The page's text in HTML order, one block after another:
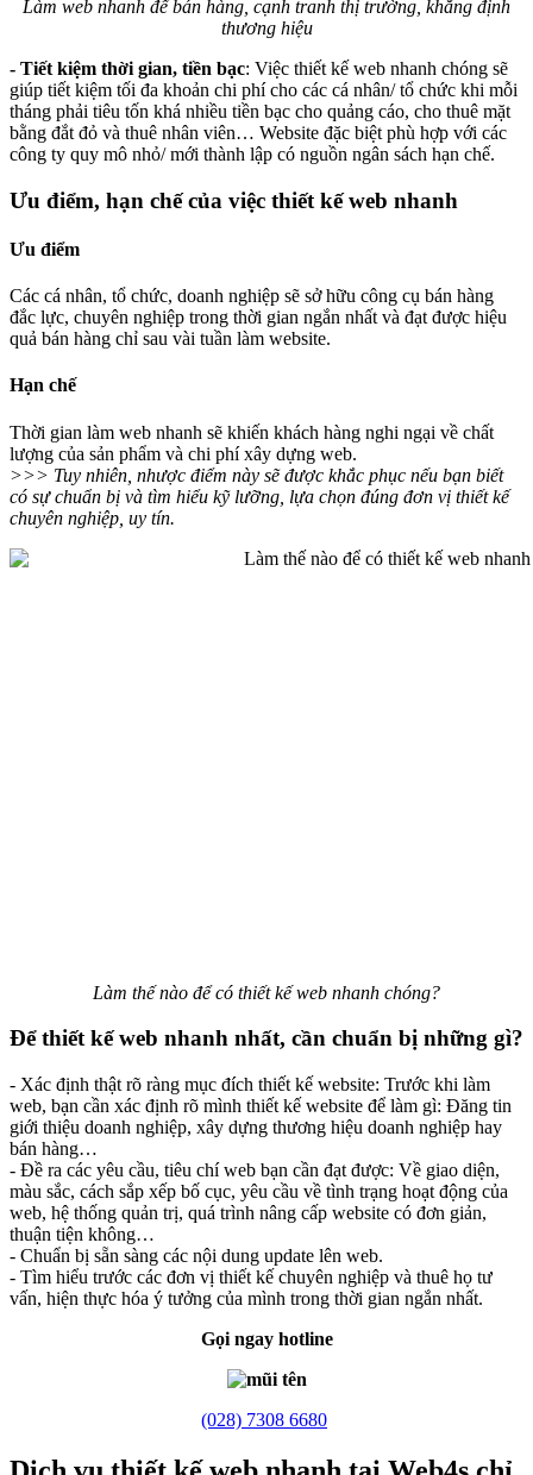
Làm web nhanh để bán hàng, cạnh tranh thị trường, khẳng định
thương hiệu
- Tiết kiệm thời gian, tiền bạc: Việc thiết kế web nhanh chóng sẽ
giúp tiết kiệm tối đa khoản chi phí cho các cá nhân/ tổ chức khi mỗi
tháng phải tiêu tốn khá nhiều tiền bạc cho quảng cáo, cho thuê mặt
bằng đắt đỏ và thuê nhân viên… Website đặc biệt phù hợp với các
công ty quy mô nhỏ/ mới thành lập có nguồn ngân sách hạn chế.
Ưu điểm, hạn chế của việc thiết kế web nhanh
Ưu điểm
Các cá nhân, tổ chức, doanh nghiệp sẽ sở hữu công cụ bán hàng
đắc lực, chuyên nghiệp trong thời gian ngắn nhất và đạt được hiệu
quả bán hàng chỉ sau vài tuần làm website.
Hạn chế
Thời gian làm web nhanh sẽ khiến khách hàng nghi ngại về chất
lượng của sản phẩm và chi phí xây dựng web.
>>> Tuy nhiên, nhược điểm này sẽ được khắc phục nếu bạn biết
có sự chuẩn bị và tìm hiểu kỹ lưỡng, lựa chọn đúng đơn vị thiết kế
chuyên nghiệp, uy tín.
Làm thế nào để có thiết kế web nhanh chóng?
Để thiết kế web nhanh nhất, cần chuẩn bị những gì?
- Xác định thật rõ ràng mục đích thiết kế website: Trước khi làm
web, bạn cần xác định rõ mình thiết kế website để làm gì: Đăng tin
giới thiệu doanh nghiệp, xây dựng thương hiệu doanh nghiệp hay
bán hàng…
- Đề ra các yêu cầu, tiêu chí web bạn cần đạt được: Về giao diện,
màu sắc, cách sắp xếp bố cục, yêu cầu về tình trạng hoạt động của
web, hệ thống quản trị, quá trình nâng cấp website có đơn giản,
thuận tiện không…
- Chuẩn bị sẵn sàng các nội dung update lên web.
- Tìm hiểu trước các đơn vị thiết kế chuyên nghiệp và thuê họ tư
vấn, hiện thực hóa ý tưởng của mình trong thời gian ngắn nhất.
Gọi ngay hotline
(028) 7308 6680